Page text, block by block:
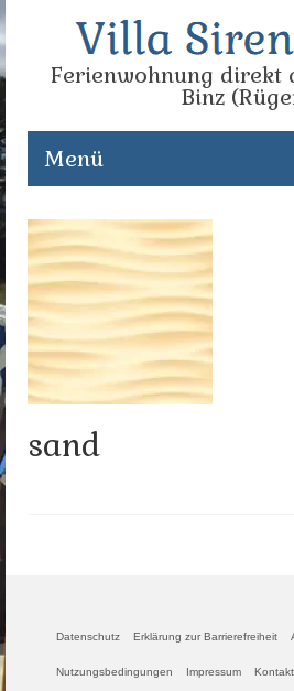
Ferienwohnung direkt
Binz
Menü
sand
Datenschutz Erklärung zur Barrierefreiheit
Nutzungsbedingungen Impressum Kontakt